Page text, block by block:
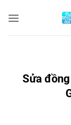
qua
Sửa